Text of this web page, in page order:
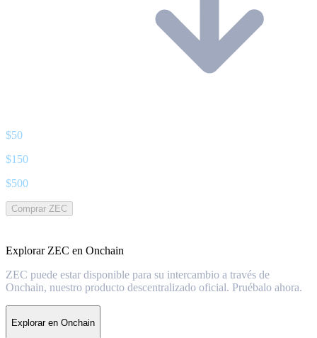
$50
$150
$500
Comprar ZEC
Explorar ZEC en Onchain
ZEC puede estar disponible para su intercambio a través de
Onchain, nuestro producto descentralizado oficial. Pruébalo ahora.
Explorar en Onchain